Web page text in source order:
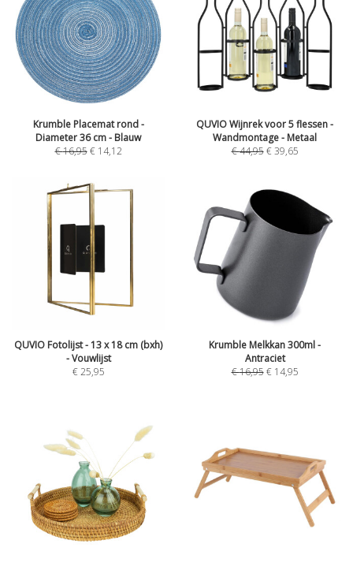
Krumble Placemat rond -
Diameter 36 cm - Blauw
€16,95 € 14,12
QUVIO Wijnrek voor 5 flessen -
Wandmontage - Metaal
€44,95 €39,65
QUVIO Fotolijst - 13 x 18 cm (bxh)
- Vouwlijst
€25,95
Krumble Melkkan 300ml -
Antraciet
€16,95 € 14,95